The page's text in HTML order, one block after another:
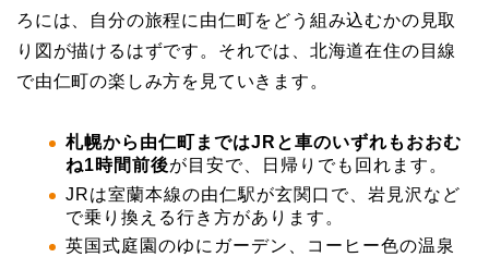
ろには、自分の旅程に由仁町をどう組み込むかの見取
り図が描けるはずです。それでは、北海道在住の目線
で由仁町の楽しみ方を見ていきます。
札幌から由仁町まではJRと車のいずれもおおむ
ね1時間前後が目安で、日帰りでも回れます。
JRは室蘭本線の由仁駅が玄関口で、岩見沢など
で乗り換える行き方があります。
英国式庭園のゆにガーデン、コーヒー色の温泉